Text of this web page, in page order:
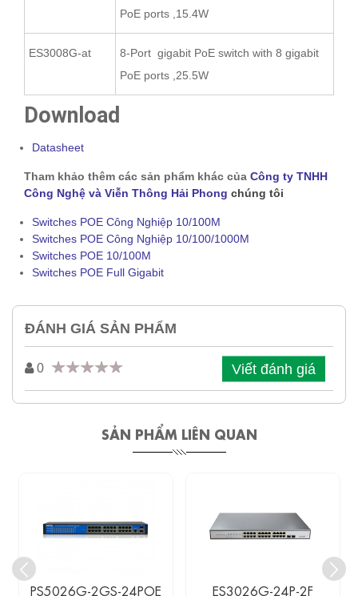
PoE ports ,15.4W
ES3008G-at
8-Port gigabit PoE switch with 8 gigabit
PoE ports ,25.5W
Download
Datasheet
Tham khảo thêm các sản phẩm khác của Công ty TNHH
Công Nghệ và Viễn Thông Hải Phong chúng tôi
Switches POE Công Nghiệp 10/100M
Switches POE Công Nghiệp 10/100/1000M
Switches POE 10/100M
Switches POE Full Gigabit
ĐÁNH GIÁ SẢN PHẨM
0 Viết đánh giá
SẢN PHẨM LIÊN QUAN
PS5026G-2GS-24POE ES3026G-24P-2F